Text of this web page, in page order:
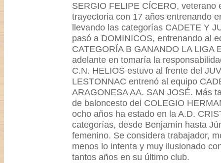
SERGIO FELIPE CÍCERO, veterano
trayectoria con 17 años entrenando
llevando las categorías CADETE Y
pasó a DOMINICOS, entrenando al
CATEGORÍA B GANANDO LA LIGA
adelante en tomaría la
C.N. HELIOS estuvo al frente del
LESTONNAC entrenó al equipo
ARAGONESA AA. SAN JOSÉ. Más
de baloncesto del COLEGIO
ocho años ha estado en la A.D.
categorías, desde Benjamín hasta
femenino. Se considera trabajador,
menos lo intenta y muy ilusionado
tantos años en su último club.